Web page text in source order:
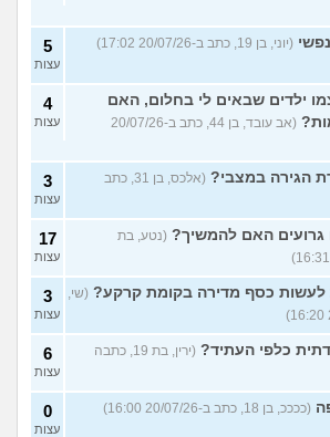
(יוני, בן 19, כתב ב-20/07/26 17:02) 5
עצות
ילדים שבאים לי בחלום, האם
(אב עובד, בן 44, כתב ב-20/07/26
4
עצות
הגירה במצבי?
(אלכס, בן 31, כתב
3
עצות
גרועים האם להמשיך? (נטע, בת
17
עצות
לעשות כסף מדירה בקומת קרקע? (שי,
3
עצות
כלפי העתיד?
(ירין, בת 19, כתבה
6
עצות
(ככככ, בן 18, כתב ב-20/07/26 16:00) 0
עצות